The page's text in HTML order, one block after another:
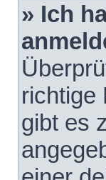
» Ich
richtige
gibt es